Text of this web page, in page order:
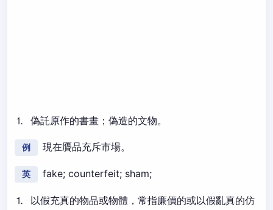
⒈ 偽託原作的書畫；偽造的文物。
例 現在贗品充斥市場。
英 fake; counterfeit; sham;
⒈ 以假充真的物品或物體，常指廉價的或以假亂真的仿